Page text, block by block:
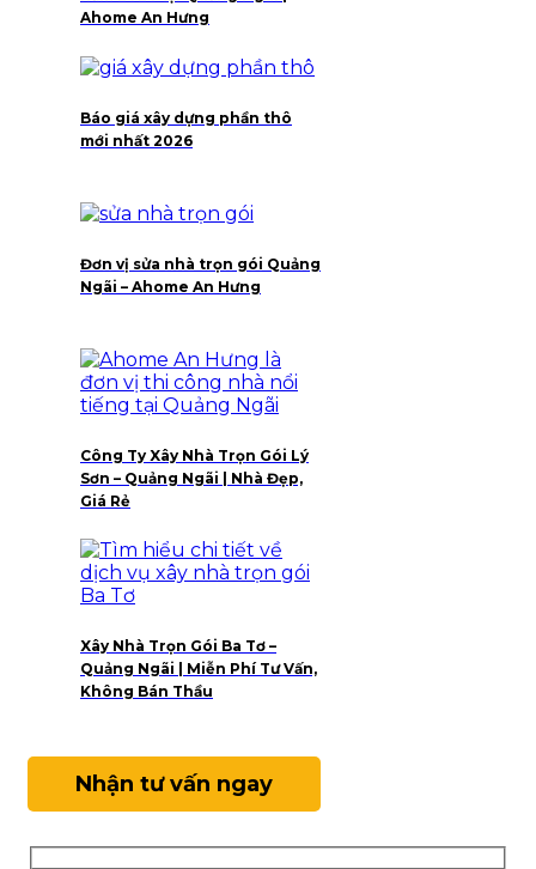
Ahome An Hưng
Báo giá xây dựng phần thô
mới nhất 2026
Đơn vị sửa nhà trọn gói Quảng
Ngãi – Ahome An Hưng
Công Ty Xây Nhà Trọn Gói Lý
Sơn – Quảng Ngãi | Nhà Đẹp,
Giá Rẻ
Xây Nhà Trọn Gói Ba Tơ –
Quảng Ngãi | Miễn Phí Tư Vấn,
Không Bán Thầu
Nhận tư vấn ngay